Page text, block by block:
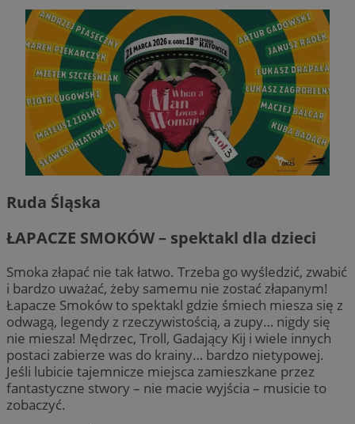
Ruda Śląska
ŁAPACZE SMOKÓW – spektakl dla dzieci
Smoka złapać nie tak łatwo. Trzeba go wyśledzić, zwabić
i bardzo uważać, żeby samemu nie zostać złapanym!
Łapacze Smoków to spektakl gdzie śmiech miesza się z
odwagą, legendy z rzeczywistością, a zupy… nigdy się
nie miesza! Mędrzec, Troll, Gadający Kij i wiele innych
postaci zabierze was do krainy… bardzo nietypowej.
Jeśli lubicie tajemnicze miejsca zamieszkane przez
fantastyczne stwory – nie macie wyjścia – musicie to
zobaczyć.